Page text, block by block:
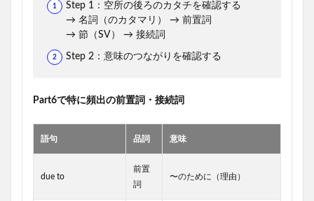
Step 1：空所の後ろのカタチを確認する
→ 名詞（のカタマリ） → 前置詞
→ 節（SV） → 接続詞
Step 2：意味のつながりを確認する
Part6で特に頻出の前置詞・接続詞
語句 品詞 意味
due to
前置
詞
〜のために（理由）